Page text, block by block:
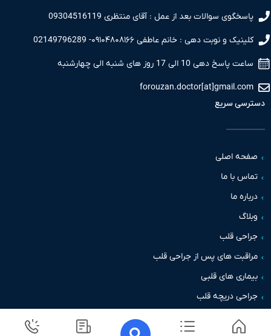
پاسخگوی سوالات بعد از عمل : آقای منتظری 09304516119
کلینیک و نوبت دهی : خانم عاطفی ۰۹۱۰۴۸۰۸۱۶۶- 02149796289
ساعت پاسخ دهی 10 الی 17 روز های شنبه الی چهارشنبه
forouzan.doctor[at]gmail.com
دسترسی سریع
صفحه اصلی
تماس با ما
درباره ما
وبلاگ
جراحی قلب
مراقبت های پس از جراحی قلب
بیماری های قلبی
جراحی دریچه قلب